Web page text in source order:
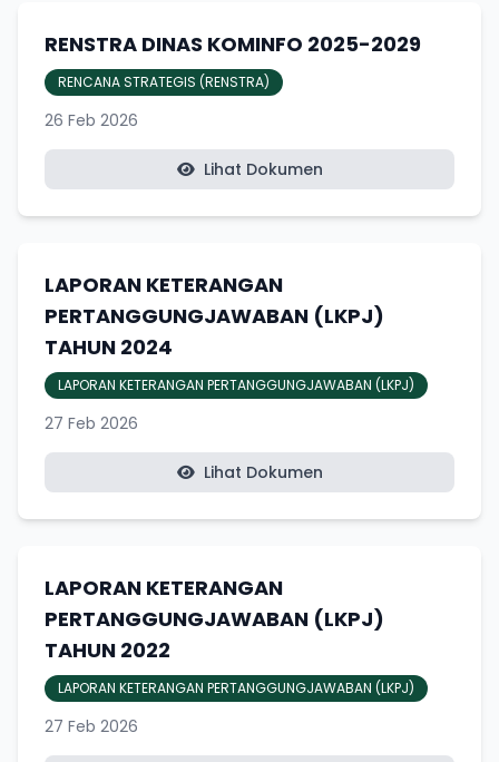
RENSTRA DINAS KOMINFO 2025-2029
RENCANA STRATEGIS (RENSTRA)
26 Feb 2026
Lihat Dokumen
LAPORAN KETERANGAN
PERTANGGUNGJAWABAN (LKPJ)
TAHUN 2024
LAPORAN KETERANGAN PERTANGGUNGJAWABAN (LKPJ)
27 Feb 2026
Lihat Dokumen
LAPORAN KETERANGAN
PERTANGGUNGJAWABAN (LKPJ)
TAHUN 2022
LAPORAN KETERANGAN PERTANGGUNGJAWABAN (LKPJ)
27 Feb 2026